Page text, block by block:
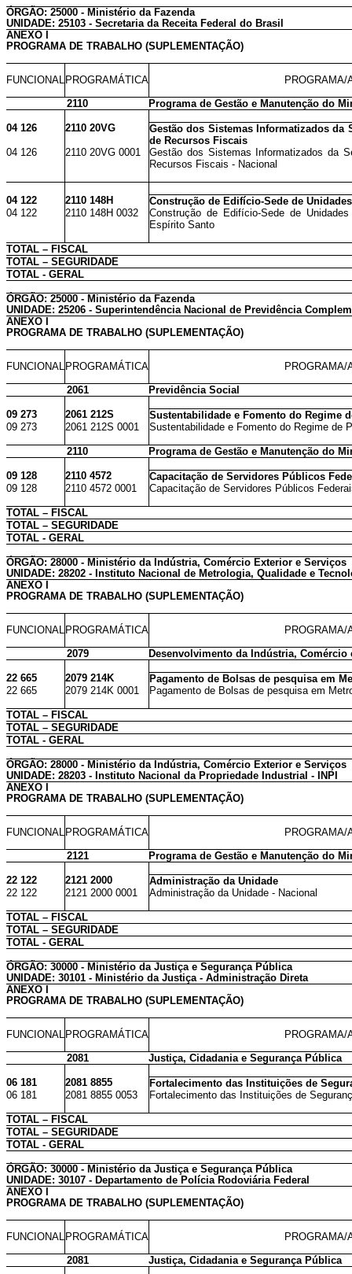
ÓRGÃO: 25000 - Ministério da Fazenda
UNIDADE: 25103 - Secretaria da Receita Federal do Brasil
ANEXO I
PROGRAMA DE TRABALHO (SUPLEMENTAÇÃO)
FUNCIONAL PROGRAMÁTICA
PROGRAMA/
2110
Programa de Gestão e Manutenção do
04 126 2110 20VG
Gestão dos Sistemas Informatizados da
de Recursos Fiscais
04 126
2110 20VG 0001
Gestão dos Sistemas Informatizados da
Recursos Fiscais - Nacional
04 122 2110 148H
Construção de Edifício-Sede de
04 122
2110 148H 0032
Construção de Edifício-Sede de
Espírito Santo
TOTAL – FISCAL
TOTAL – SEGURIDADE
TOTAL - GERAL
ÓRGÃO: 25000 - Ministério da Fazenda
UNIDADE: 25206 - Superintendência Nacional de Previdência
ANEXO I
PROGRAMA DE TRABALHO (SUPLEMENTAÇÃO)
FUNCIONAL PROGRAMÁTICA
PROGRAMA/
2061
Previdência Social
09 273 2061 212S
Sustentabilidade e Fomento do Regime
09 273
2061 212S 0001 Sustentabilidade e Fomento do Regime de
2110 Programa de Gestão e Manutenção do
09 128 2110 4572
Capacitação de Servidores Públicos
09 128
2110 4572 0001 Capacitação de Servidores Públicos
TOTAL – FISCAL
TOTAL – SEGURIDADE
TOTAL - GERAL
ÓRGÃO: 28000 - Ministério da Indústria, Comércio Exterior e Serviços
UNIDADE: 28202 - Instituto Nacional de Metrologia, Qualidade e
ANEXO I
PROGRAMA DE TRABALHO (SUPLEMENTAÇÃO)
FUNCIONAL PROGRAMÁTICA
PROGRAMA/
2079
Desenvolvimento da Indústria, Comércio
22 665 2079 214K
Pagamento de Bolsas de pesquisa em
22 665
2079 214K 0001 Pagamento de Bolsas de pesquisa em
TOTAL – FISCAL
TOTAL – SEGURIDADE
TOTAL - GERAL
ÓRGÃO: 28000 - Ministério da Indústria, Comércio Exterior e Serviços
UNIDADE: 28203 - Instituto Nacional da Propriedade Industrial - INPI
ANEXO I
PROGRAMA DE TRABALHO (SUPLEMENTAÇÃO)
FUNCIONAL PROGRAMÁTICA
PROGRAMA/
2121
Programa de Gestão e Manutenção do
22 122 2121 2000
Administração da Unidade
22 122
2121 2000 0001 Administração da Unidade - Nacional
TOTAL – FISCAL
TOTAL – SEGURIDADE
TOTAL - GERAL
ÓRGÃO: 30000 - Ministério da Justiça e Segurança Pública
UNIDADE: 30101 - Ministério da Justiça - Administração Direta
ANEXO I
PROGRAMA DE TRABALHO (SUPLEMENTAÇÃO)
FUNCIONAL PROGRAMÁTICA
PROGRAMA/
2081
Justiça, Cidadania e Segurança Pública
06 181 2081 8855
Fortalecimento das Instituições de
06 181
2081 8855 0053 Fortalecimento das Instituições de
TOTAL – FISCAL
TOTAL – SEGURIDADE
TOTAL - GERAL
ÓRGÃO: 30000 - Ministério da Justiça e Segurança Pública
UNIDADE: 30107 - Departamento de Polícia Rodoviária Federal
ANEXO I
PROGRAMA DE TRABALHO (SUPLEMENTAÇÃO)
FUNCIONAL PROGRAMÁTICA
PROGRAMA/
2081
Justiça, Cidadania e Segurança Pública